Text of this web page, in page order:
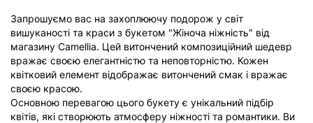
Запрошуємо вас на захоплюючу подорож у світ
вишуканості та краси з букетом "Жіноча ніжність" від
магазину Camellia. Цей витончений композиційний шедевр
вражає своєю елегантністю та неповторністю. Кожен
квітковий елемент відображає витончений смак і вражає
своєю красою.
Основною перевагою цього букету є унікальний підбір
квітів, які створюють атмосферу ніжності та романтики. Ви